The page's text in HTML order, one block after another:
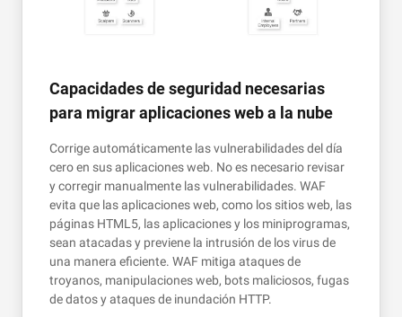
Capacidades de seguridad necesarias
para migrar aplicaciones web a la nube
Corrige automáticamente las vulnerabilidades del día
cero en sus aplicaciones web. No es necesario revisar
y corregir manualmente las vulnerabilidades. WAF
evita que las aplicaciones web, como los sitios web, las
páginas HTML5, las aplicaciones y los miniprogramas,
sean atacadas y previene la intrusión de los virus de
una manera eficiente. WAF mitiga ataques de
troyanos, manipulaciones web, bots maliciosos, fugas
de datos y ataques de inundación HTTP.